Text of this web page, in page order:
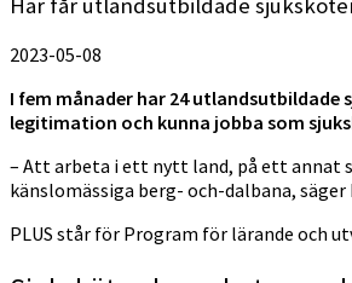
2023-05-08
I fem månader har 24 utlandsutbildade
legitimation och kunna jobba som
– Att arbeta i ett nytt land, på ett annat
känslomässiga berg- och-dalbana,
PLUS står för Program för lärande och